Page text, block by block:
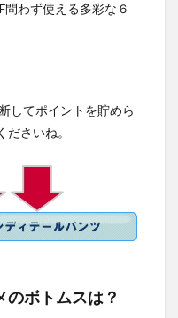
わず使える多彩な６
してポイントを貯めら
さいね。
のボトムスは？